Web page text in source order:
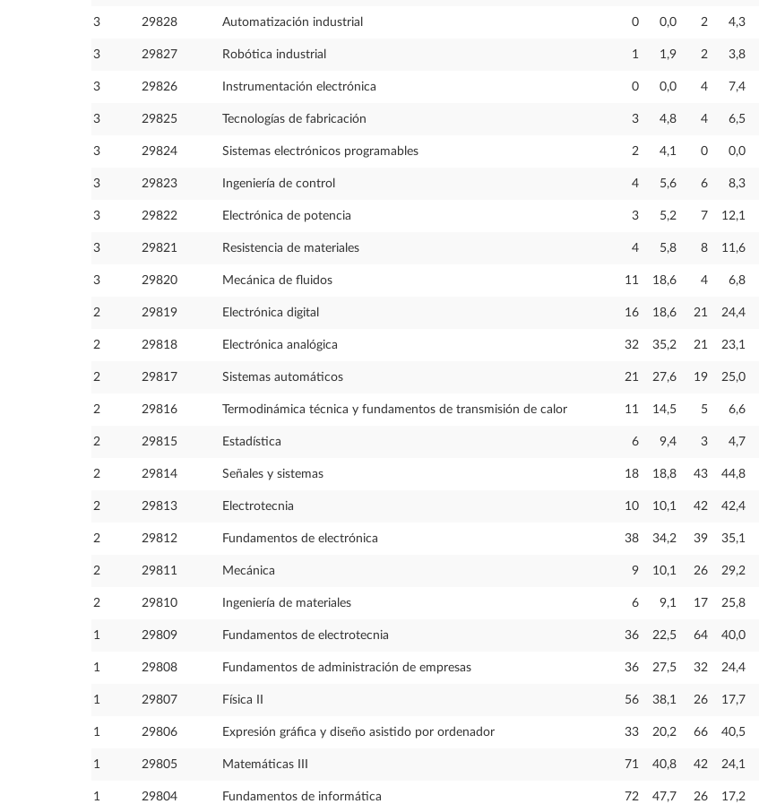
3 29828 Automatización industrial 0 0,0 2 4,3
3 29827 Robótica industrial 1 1,9 2 3,8
3 29826 Instrumentación electrónica 0 0,0 4 7,4
3 29825 Tecnologías de fabricación 3 4,8 4 6,5
3 29824 Sistemas electrónicos programables 2 4,1 0 0,0
3 29823 Ingeniería de control 4 5,6 6 8,3
3 29822 Electrónica de potencia 3 5,2 7 12,1
3 29821 Resistencia de materiales 4 5,8 8 11,6
3 29820 Mecánica de fluidos 11 18,6 4 6,8
2 29819 Electrónica digital 16 18,6 21 24,4
2 29818 Electrónica analógica 32 35,2 21 23,1
2 29817 Sistemas automáticos 21 27,6 19 25,0
2 29816 Termodinámica técnica y fundamentos de transmisión de calor 11 14,5 5 6,6
2 29815 Estadística 6 9,4 3 4,7
2 29814 Señales y sistemas 18 18,8 43 44,8
2 29813 Electrotecnia 10 10,1 42 42,4
2 29812 Fundamentos de electrónica 38 34,2 39 35,1
2 29811 Mecánica 9 10,1 26 29,2
2 29810 Ingeniería de materiales 6 9,1 17 25,8
1 29809 Fundamentos de electrotecnia 36 22,5 64 40,0
1 29808 Fundamentos de administración de empresas 36 27,5 32 24,4
1 29807 Física II 56 38,1 26 17,7
1 29806 Expresión gráfica y diseño asistido por ordenador 33 20,2 66 40,5
1 29805 Matemáticas III 71 40,8 42 24,1
1 29804 Fundamentos de informática 72 47,7 26 17,2